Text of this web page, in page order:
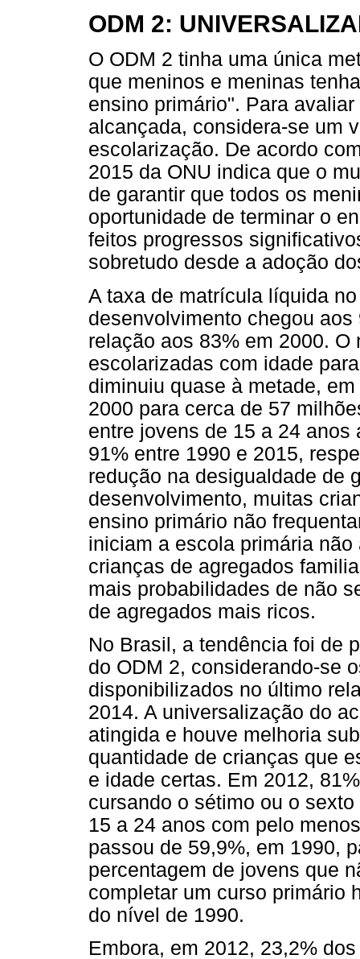
ODM 2:
O ODM 2 tinha uma única
que meninos e meninas
ensino primário". Para
alcançada, considera-se um
escolarização. De acordo
2015 da ONU indica que o
de garantir que todos os
oportunidade de terminar o
feitos progressos
sobretudo desde a adoção
A taxa de matrícula líquida
desenvolvimento chegou
relação aos 83% em 2000.
escolarizadas com idade
diminuiu quase à metade,
2000 para cerca de 57
entre jovens de 15 a 24
91% entre 1990 e 2015,
redução na desigualdade de
desenvolvimento, muitas
ensino primário não
iniciam a escola primária
crianças de agregados
mais probabilidades de não
de agregados mais ricos.
No Brasil, a tendência foi de
do ODM 2, considerando-se
disponibilizados no último
2014. A universalização do
atingida e houve melhoria
quantidade de crianças que
e idade certas. Em 2012,
cursando o sétimo ou o
15 a 24 anos com pelo
passou de 59,9%, em 1990,
percentagem de jovens que
completar um curso primário
do nível de 1990.
Embora, em 2012, 23,2%